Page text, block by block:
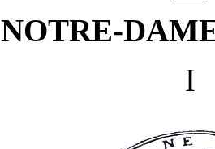
NOTRE-
I